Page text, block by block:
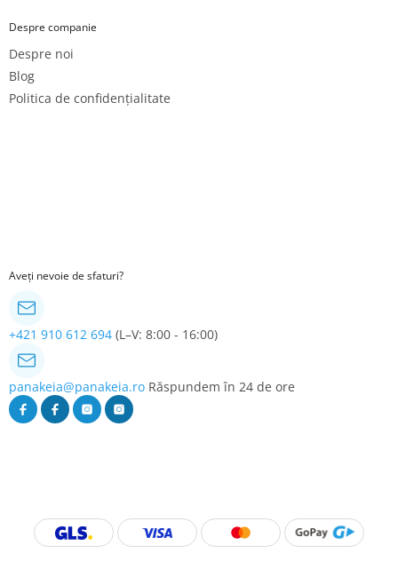
Despre companie
Despre noi
Blog
Politica de confidențialitate
Aveți nevoie de sfaturi?
+421 910 612 694 (L–V: 8:00 - 16:00)
panakeia@panakeia.ro Răspundem în 24 de ore